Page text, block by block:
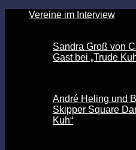
Vereine im Interview
Sandra Groß von
Gast bei „Trude
André Heling und
Skipper Square
Kuh“